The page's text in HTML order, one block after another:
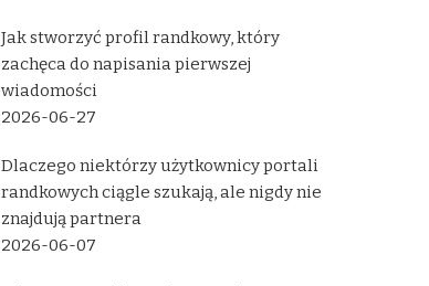
Jak stworzyć profil randkowy, który
zachęca do napisania pierwszej
wiadomości
2026-06-27
Dlaczego niektórzy użytkownicy portali
randkowych ciągle szukają, ale nigdy nie
znajdują partnera
2026-06-07